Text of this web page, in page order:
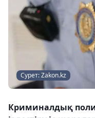
Сурет: Zakon.kz
Криминалдық